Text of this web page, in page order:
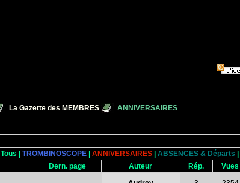
La Gazette des MEMBRES ANNIVERSAIRES
Tous
TROMBINOSCOPE| ANNIVERSAIRES| ABSENCES & Départs
Dern. page Auteur Rép. Vues